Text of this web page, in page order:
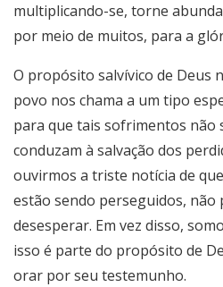
multiplicando-se, torne
por meio de muitos, para a
O propósito salvívico de Deus
povo nos chama a um tipo
para que tais sofrimentos não
conduzam à salvação dos
ouvirmos a triste notícia de
estão sendo perseguidos, não
desesperar. Em vez disso,
isso é parte do propósito de
orar por seu testemunho.